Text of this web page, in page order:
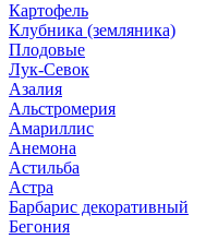
Картофель
Клубника (земляника)
Плодовые
Лук-Севок
Азалия
Альстромерия
Амариллис
Анемона
Астильба
Астра
Барбарис декоративный
Бегония